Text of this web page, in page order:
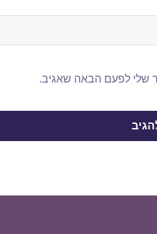
שלי לפעם הבאה שאגיב.